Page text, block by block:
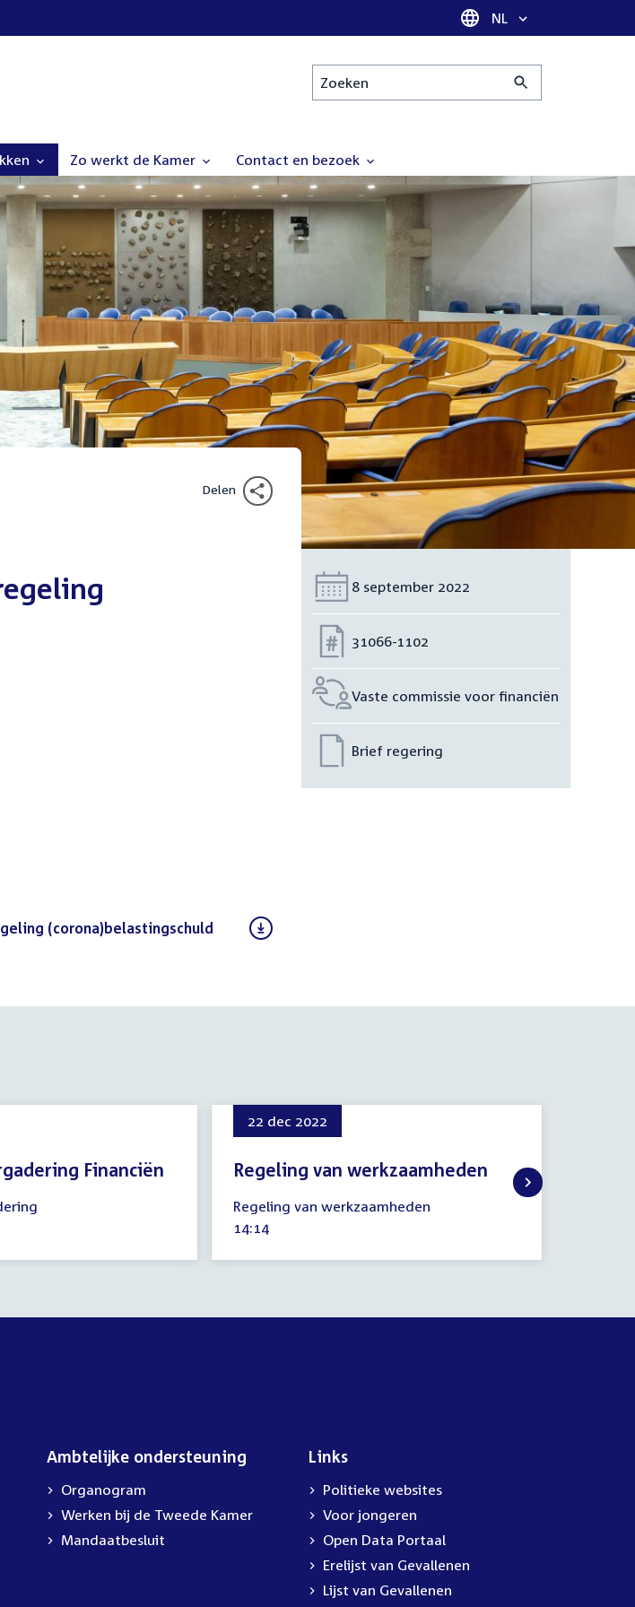
Taal selectie
NL
Zoeken
Zo werkt de Kamer Contact en bezoek
Delen
(corona)belastingschuld
Datum:
8 september 2022
Nummer:
31066-1102
Vaste commissie voor financiën
Brief regering
Financiën
22 dec 2022
Regeling van werkzaamheden
december
2022
Regeling van werkzaamheden
Tijd
14:14
Ambtelijke ondersteuning
Organogram
Werken bij de Tweede Kamer
Mandaatbesluit
Links
Politieke websites
Voor jongeren
Open Data Portaal
Erelijst van Gevallenen
Lijst van Gevallenen